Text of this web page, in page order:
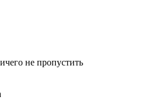
не пропустить